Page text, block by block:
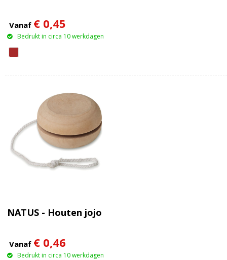
Vanaf € 0,45
Bedrukt in circa 10 werkdagen
NATUS - Houten jojo
Vanaf € 0,46
Bedrukt in circa 10 werkdagen